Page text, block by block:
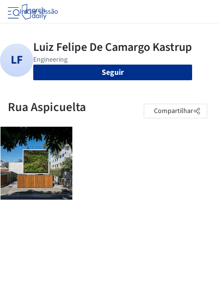
Iniciar sessão
Seguir
Rua Aspicuelta Compartilhar